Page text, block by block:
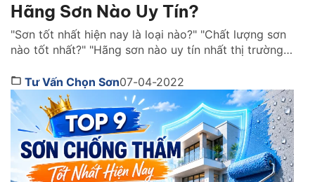
Hãng Sơn Nào Uy Tín?
"Sơn tốt nhất hiện nay là loại nào?" "Chất lượng sơn
nào tốt nhất?" "Hãng sơn nào uy tín nhất thị trường
quan tâm. Cùng Sơn JYMEC tìm hiểu những lời
khuyên hữu ích qua bài viêt dưới đây nhé! Sơn tốt
nhất hiện […]
Tư Vấn Chọn Sơn07-04-2022